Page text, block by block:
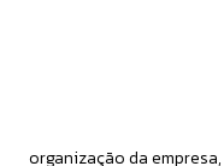
organização da empresa,